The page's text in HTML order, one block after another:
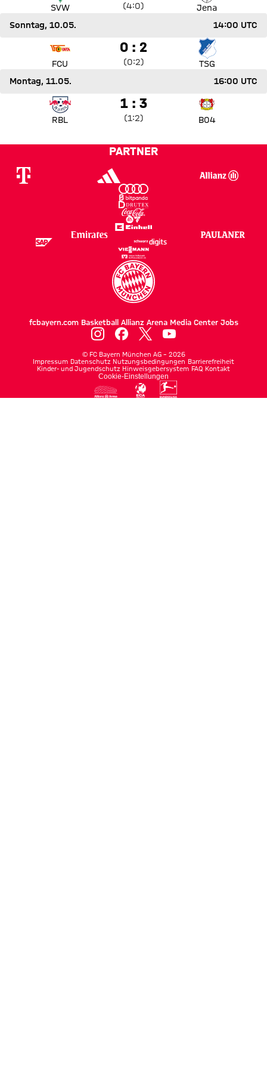
SVW (Zwischenergebnis:
4 zu 0 nach Erste Halbzeit
4:0)
Jena
Sonntag, 10.05.
14:00 UTC
Spiel 1. FC Union Berlin gegen TSG Hoffenheim
FCU
0 zu 2
0 : 2
(Zwischenergebnis:
0 zu 2 nach Erste Halbzeit
0:2)
TSG
Montag, 11.05.
16:00 UTC
Spiel RB Leipzig gegen Bayer 04 Leverkusen
RBL
1 zu 3
1 : 3
(Zwischenergebnis:
1 zu 2 nach Erste Halbzeit
1:2) B04
PARTNER
fcbayern.com Basketball Allianz Arena Media Center Jobs
© FC Bayern München AG – 2026
Impressum Datenschutz Nutzungsbedingungen Barrierefreiheit
Kinder- und Jugendschutz Hinweisgebersystem FAQ Kontakt
Cookie-Einstellungen